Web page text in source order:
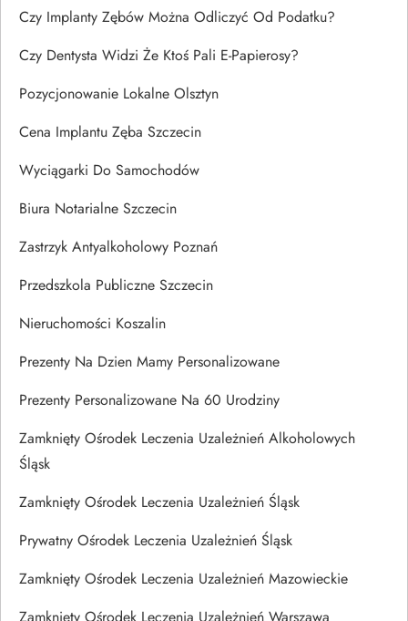
Czy Implanty Zębów Można Odliczyć Od Podatku?
Czy Dentysta Widzi Że Ktoś Pali E-Papierosy?
Pozycjonowanie Lokalne Olsztyn
Cena Implantu Zęba Szczecin
Wyciągarki Do Samochodów
Biura Notarialne Szczecin
Zastrzyk Antyalkoholowy Poznań
Przedszkola Publiczne Szczecin
Nieruchomości Koszalin
Prezenty Na Dzien Mamy Personalizowane
Prezenty Personalizowane Na 60 Urodziny
Zamknięty Ośrodek Leczenia Uzależnień Alkoholowych
Śląsk
Zamknięty Ośrodek Leczenia Uzależnień Śląsk
Prywatny Ośrodek Leczenia Uzależnień Śląsk
Zamknięty Ośrodek Leczenia Uzależnień Mazowieckie